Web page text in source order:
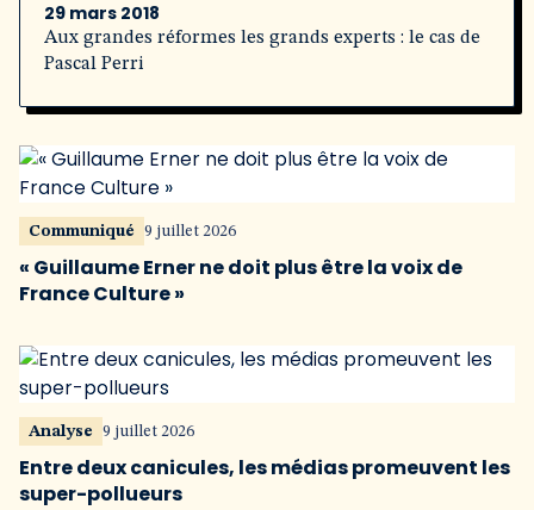
29 mars 2018
Aux grandes réformes les grands experts : le cas de
Pascal Perri
Communiqué 9 juillet 2026
« Guillaume Erner ne doit plus être la voix de
France Culture »
Analyse 9 juillet 2026
Entre deux canicules, les médias promeuvent les
super-pollueurs